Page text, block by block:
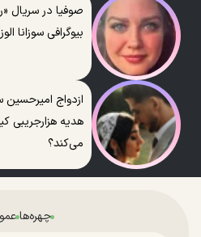
صوفیا در سریال
بیوگرافی سوزانا
ازدواج امیرحسین
هدیه هزارجریبی
می‌کند؟
چهره‌ها